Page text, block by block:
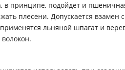
в принципе, подойдет и
плесени. Допускается взамен
льняной шпагат и